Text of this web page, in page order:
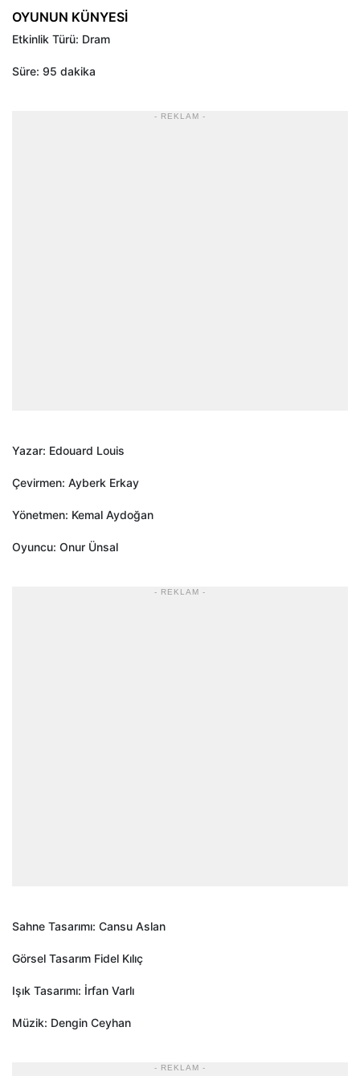
OYUNUN KÜNYESİ
Etkinlik Türü: Dram
Süre: 95 dakika
- REKLAM -
Yazar: Edouard Louis
Çevirmen: Ayberk Erkay
Yönetmen: Kemal Aydoğan
Oyuncu: Onur Ünsal
- REKLAM -
Sahne Tasarımı: Cansu Aslan
Görsel Tasarım Fidel Kılıç
Işık Tasarımı: İrfan Varlı
Müzik: Dengin Ceyhan
- REKLAM -